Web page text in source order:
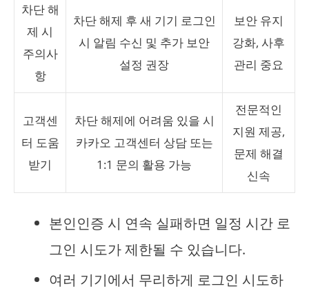
차단 해
제 시
주의사
항
차단 해제 후 새 기기 로그인
시 알림 수신 및 추가 보안
설정 권장
보안 유지
강화, 사후
관리 중요
고객센
터 도움
받기
차단 해제에 어려움 있을 시
카카오 고객센터 상담 또는
1:1 문의 활용 가능
전문적인
지원 제공,
문제 해결
신속
본인인증 시 연속 실패하면 일정 시간 로
그인 시도가 제한될 수 있습니다.
여러 기기에서 무리하게 로그인 시도하